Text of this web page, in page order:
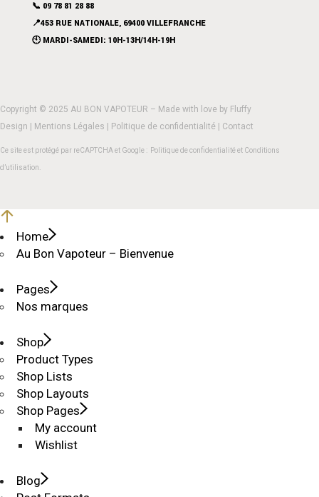
📞 09 78 81 28 88
📍453 RUE NATIONALE, 69400 VILLEFRANCHE
🕙 MARDI-SAMEDI: 10H-13H/14H-19H
Copyright © 2025 AU BON VAPOTEUR – Made with love by Fluffy
Design | Mentions Légales | Politique de confidentialité | Contact
Ce site est protégé par reCAPTCHA et Google : Politique de confidentialitéet Conditions
d’utilisation
Home
Au Bon Vapoteur – Bienvenue
Pages
Nos marques
Shop
Product Types
Shop Lists
Shop Layouts
Shop Pages
My account
Wishlist
Blog